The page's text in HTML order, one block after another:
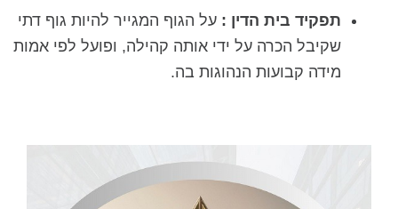
תפקיד בית הדין : על הגוף המגייר להיות גוף דתי
שקיבל הכרה על ידי אותה קהילה, ופועל לפי אמות
מידה קבועות הנהוגות בה.